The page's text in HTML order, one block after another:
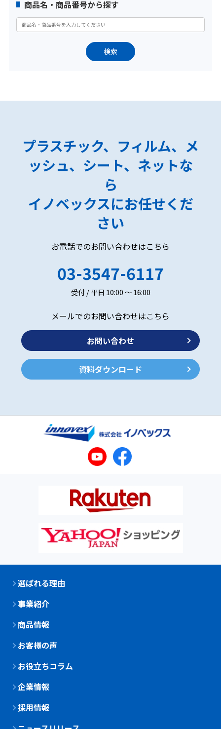
商品名・商品番号から探す
プラスチック、フィルム、メ
ッシュ、シート、ネットな
ら
イノベックスにお任せくだ
さい
お電話でのお問い合わせはこちら
03-3547-6117
受付 / 平日 10:00 ～ 16:00
メールでのお問い合わせはこちら
お問い合わせ
資料ダウンロード
選ばれる理由
事業紹介
商品情報
お客様の声
お役立ちコラム
企業情報
採用情報